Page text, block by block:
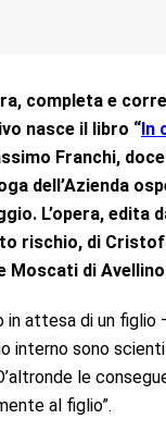
completa e
nasce il libro “In
Franchi,
dell’Azienda
L’opera,
rischio, di
Moscati di
in attesa di un
interno sono
le
al figlio”.